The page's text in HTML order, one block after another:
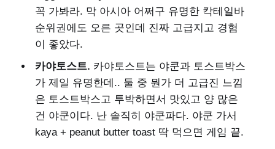
꼭 가봐라. 막 아시아 어쩌구 유명한 칵테일바
순위권에도 오른 곳인데 진짜 고급지고 경험
이 좋았다.
카야토스트. 카야토스트는 야쿤과 토스트박스
가 제일 유명한데.. 둘 중 뭔가 더 고급진 느낌
은 토스트박스고 투박하면서 맛있고 양 많은
건 야쿤이다. 난 솔직히 야쿤파다. 야쿤 가서
kaya + peanut butter toast 딱 먹으면 게임 끝.